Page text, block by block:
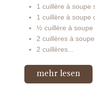
1 cuillère à soupe
1 cuillère à soupe
½ cuillère à soupe
2 cuillères à
2 cuillères...
mehr lesen